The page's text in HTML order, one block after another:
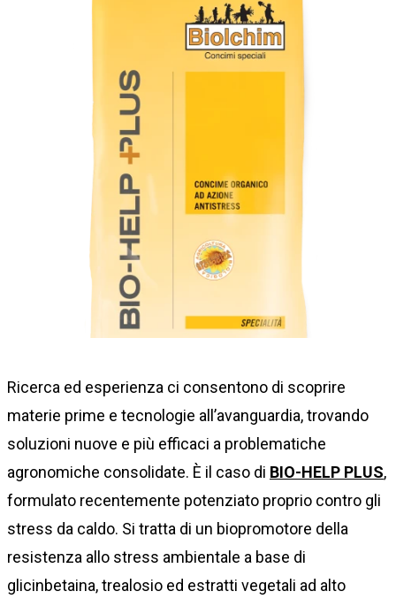
Ricerca ed esperienza ci consentono di scoprire
materie prime e tecnologie all’avanguardia, trovando
soluzioni nuove e più efficaci a problematiche
agronomiche consolidate. È il caso di BIO-HELP PLUS,
formulato recentemente potenziato proprio contro gli
stress da caldo. Si tratta di un biopromotore della
resistenza allo stress ambientale a base di
glicinbetaina, trealosio ed estratti vegetali ad alto